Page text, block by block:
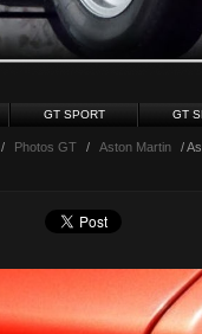
GT SPORT GT
/ Photos GT / Aston Martin /